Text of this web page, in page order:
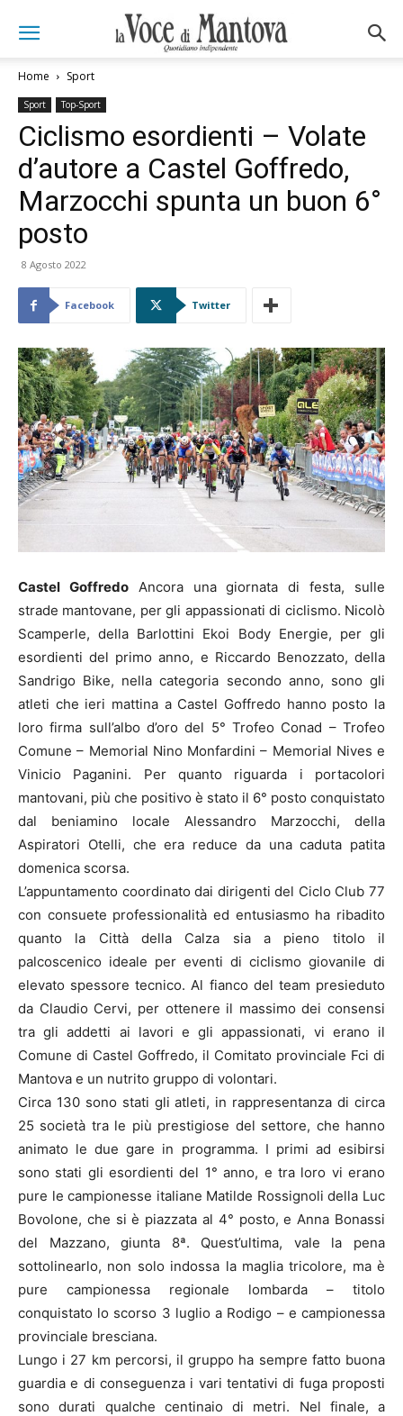
Home Sport
Sport Top-Sport
Ciclismo esordienti – Volate
d’autore a Castel Goffredo,
Marzocchi spunta un buon 6°
posto
8 Agosto 2022
Facebook Twitter
Castel GoffredoAncora una giornata di festa, sulle
strade mantovane, per gli appassionati di ciclismo. Nicolò
Scamperle, della Barlottini Ekoi Body Energie, per gli
esordienti del primo anno, e Riccardo Benozzato, della
Sandrigo Bike, nella categoria secondo anno, sono gli
atleti che ieri mattina a Castel Goffredo hanno posto la
loro firma sull’albo d’oro del 5° Trofeo Conad – Trofeo
Comune – Memorial Nino Monfardini – Memorial Nives e
Vinicio Paganini. Per quanto riguarda i portacolori
mantovani, più che positivo è stato il 6° posto conquistato
dal beniamino locale Alessandro Marzocchi, della
Aspiratori Otelli, che era reduce da una caduta patita
domenica scorsa.
L’appuntamento coordinato dai dirigenti del Ciclo Club 77
con consuete professionalità ed entusiasmo ha ribadito
quanto la Città della Calza sia a pieno titolo il
palcoscenico ideale per eventi di ciclismo giovanile di
elevato spessore tecnico. Al fianco del team presieduto
da Claudio Cervi, per ottenere il massimo dei consensi
tra gli addetti ai lavori e gli appassionati, vi erano il
Comune di Castel Goffredo, il Comitato provinciale Fci di
Mantova e un nutrito gruppo di volontari.
Circa 130 sono stati gli atleti, in rappresentanza di circa
25 società tra le più prestigiose del settore, che hanno
animato le due gare in programma. I primi ad esibirsi
sono stati gli esordienti del 1° anno, e tra loro vi erano
pure le campionesse italiane Matilde Rossignoli della Luc
Bovolone, che si è piazzata al 4° posto, e Anna Bonassi
del Mazzano, giunta 8ª. Quest’ultima, vale la pena
sottolinearlo, non solo indossa la maglia tricolore, ma è
pure campionessa regionale lombarda – titolo
conquistato lo scorso 3 luglio a Rodigo – e campionessa
provinciale bresciana.
Lungo i 27 km percorsi, il gruppo ha sempre fatto buona
guardia e di conseguenza i vari tentativi di fuga proposti
sono durati qualche centinaio di metri. Nel finale, a